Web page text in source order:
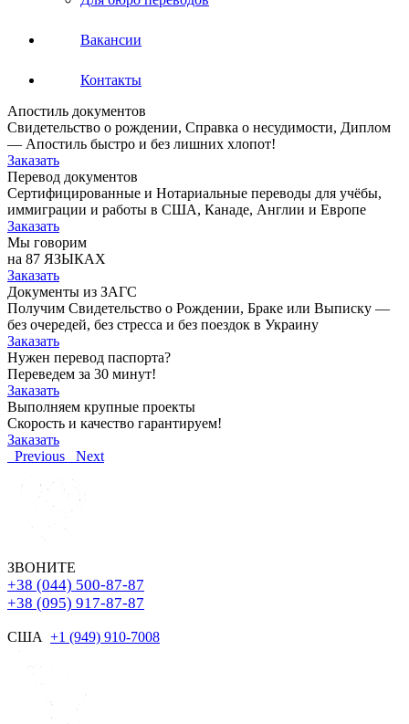
Вакансии
Контакты
Апостиль документов
Свидетельство о рождении, Справка о несудимости, Диплом
— Апостиль быстро и без лишних хлопот!
Заказать
Перевод документов
Сертифицированные и Нотариальные переводы для учёбы,
иммиграции и работы в США, Канаде, Англии и Европе
Заказать
Мы говорим
на 87 ЯЗЫКАХ
Заказать
Документы из ЗАГС
Получим Свидетельство о Рождении, Браке или Выписку —
без очередей, без стресса и без поездок в Украину
Заказать
Нужен перевод паспорта?
Переведем за 30 минут!
Заказать
Выполняем крупные проекты
Скорость и качество гарантируем!
Заказать
Previous
Next
ЗВОНИТЕ
+38 (044) 500-87-87
+38 (095) 917-87-87
США +1 (949) 910-7008